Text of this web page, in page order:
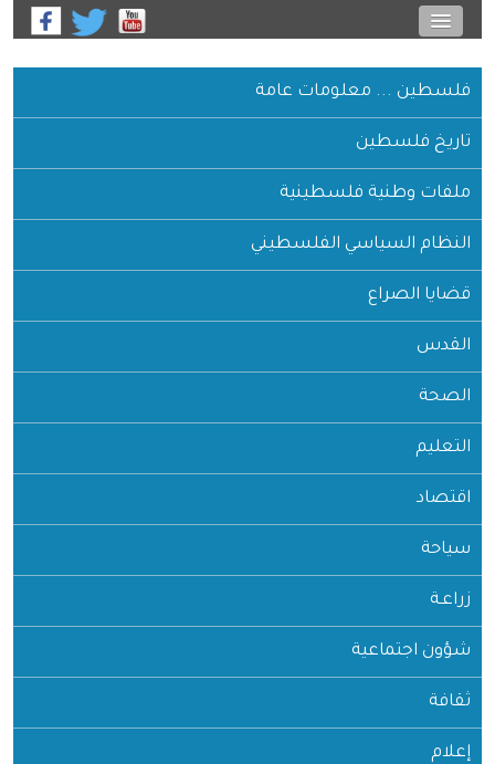
فلسطين ... معلومات عامة
تاريخ فلسطين
ملفات وطنية فلسطينية
النظام السياسي الفلسطيني
قضايا الصراع
القدس
الصحة
التعليم
اقتصاد
سياحة
زراعـة
شؤون اجتماعية
ثقافة
إعلام